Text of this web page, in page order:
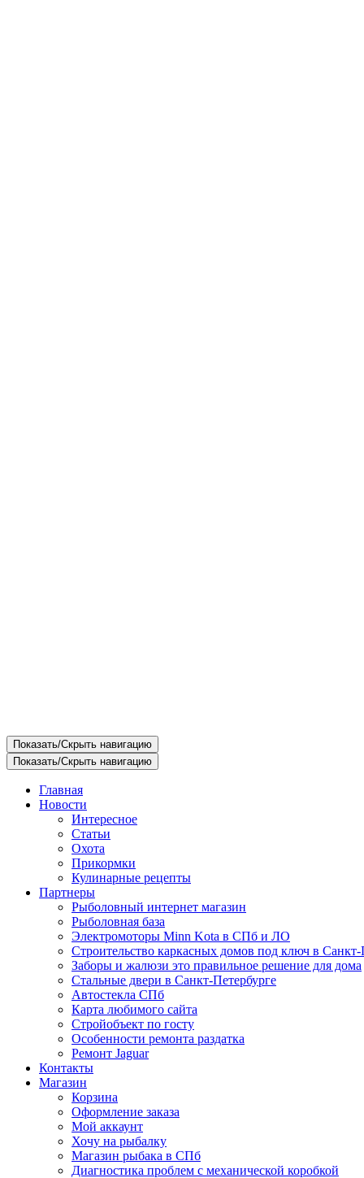
Показать/Скрыть навигацию
Показать/Скрыть навигацию
Главная
Новости
Интересное
Статьи
Охота
Прикормки
Кулинарные рецепты
Партнеры
Рыболовный интернет магазин
Рыболовная база
Электромоторы Minn Kota в СПб и ЛО
Строительство каркасных домов под ключ в Санкт-
Заборы и жалюзи это правильное решение для дома
Стальные двери в Санкт-Петербурге
Автостекла СПб
Карта любимого сайта
Стройобъект по госту
Особенности ремонта раздатка
Ремонт Jaguar
Контакты
Магазин
Корзина
Оформление заказа
Мой аккаунт
Хочу на рыбалку
Магазин рыбака в СПб
Диагностика проблем с механической коробкой